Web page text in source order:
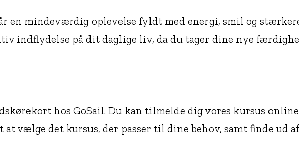
en mindeværdig oplevelse fyldt med energi, smil og
indflydelse på dit daglige liv, da du tager dine nye
hos GoSail. Du kan tilmelde dig vores kursus
vælge det kursus, der passer til dine behov, samt finde ud